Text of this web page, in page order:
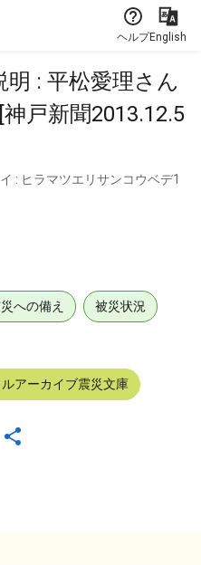
ヘルプEnglish
: 平松愛理さん
戸新聞2013.12.5
: ヒラマツエリサンコウベデ1
への備え 被災状況
アーカイブ震災文庫